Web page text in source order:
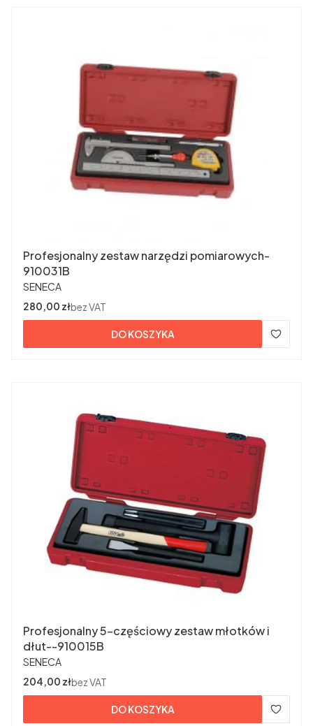
Profesjonalny zestaw narzędzi pomiarowych-
910031B
PRODUCENT
SENECA
Cena
280,00 złbez VAT
DO KOSZYKA
Profesjonalny 5-częściowy zestaw młotków i
dłut--910015B
PRODUCENT
SENECA
Cena
204,00 złbez VAT
DO KOSZYKA